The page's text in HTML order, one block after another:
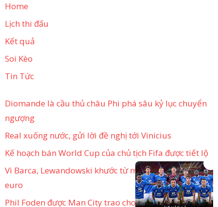
Home
Lịch thi đấu
Kết quả
Soi Kèo
Tin Tức
Diomande là cầu thủ châu Phi phá sâu kỷ lục chuyển
ngượng
Real xuống nước, gửi lời đề nghị tới Vinicius
Kế hoạch bán World Cup của chủ tịch Fifa được tiết lộ
Vì Barca, Lewandowski khước từ mức lương 100 triệu
euro
Phil Foden được Man City trao cho bản hợp đồng mới
×